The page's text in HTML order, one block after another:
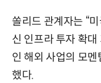
쏠리드 관계자는 “
신 인프라 투자 확
인 해외 사업의 모
했다.